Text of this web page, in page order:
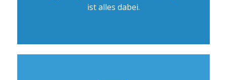
ist alles dabei.